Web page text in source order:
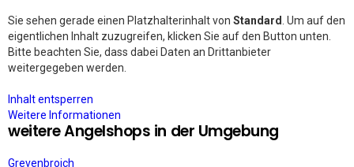
Sie sehen gerade einen Platzhalterinhalt von Standard . Um auf den
eigentlichen Inhalt zuzugreifen, klicken Sie auf den Button unten.
Bitte beachten Sie, dass dabei Daten an Drittanbieter
weitergegeben werden.
Inhalt entsperren
Weitere Informationen
weitere Angelshops in der Umgebung
Grevenbroich